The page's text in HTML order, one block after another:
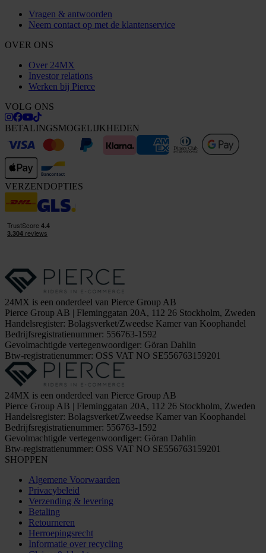
Vragen & antwoorden
Neem contact op met de klantenservice
OVER ONS
Over 24MX
Investor relations
Werken bij Pierce
VOLG ONS
BETALINGSMOGELIJKHEDEN
VERZENDOPTIES
24MX is een onderdeel van Pierce Group AB
Pierce Group AB | Fleminggatan 20A, 112 26 Stockholm, Zweden
Handelsregister: Bolagsverket/Zweedse Kamer van Koophandel
Bedrijfsregistratienummer: 556763-1592
Gevolmachtigde vertegenwoordiger: Göran Dahlin
Btw-registratienummer: OSS VAT NO SE556763159201
24MX is een onderdeel van Pierce Group AB
Pierce Group AB | Fleminggatan 20A, 112 26 Stockholm, Zweden
Handelsregister: Bolagsverket/Zweedse Kamer van Koophandel
Bedrijfsregistratienummer: 556763-1592
Gevolmachtigde vertegenwoordiger: Göran Dahlin
Btw-registratienummer: OSS VAT NO SE556763159201
SHOPPEN
Algemene Voorwaarden
Privacybeleid
Verzending & levering
Betaling
Retourneren
Herroepingsrecht
Informatie over recycling